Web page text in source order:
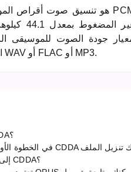
المقاطع رقمياً تحويلها إلى تنسيقات مثل WAV أو FLAC أو MP3.
كيف أحوّل OPUS إلى CDDA؟
كم يستغرق تحويل OPUS إلى CDDA؟